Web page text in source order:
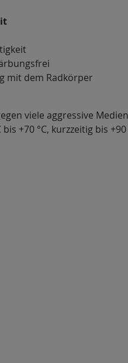
mit dem Radkörper
viele aggressive Medien
+70 °C, kurzzeitig bis